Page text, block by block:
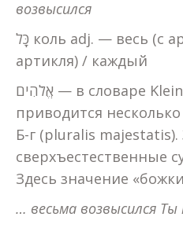
возвысился
כָּל коль adj. — весь (с артиклем), каждый (без
артикля) / каждый
אֱלֹהִים — в словаре Klein Dictionary
приводится
Б-г (pluralis majestatis).
сверхъестественные
Здесь значение
… весьма возвысился